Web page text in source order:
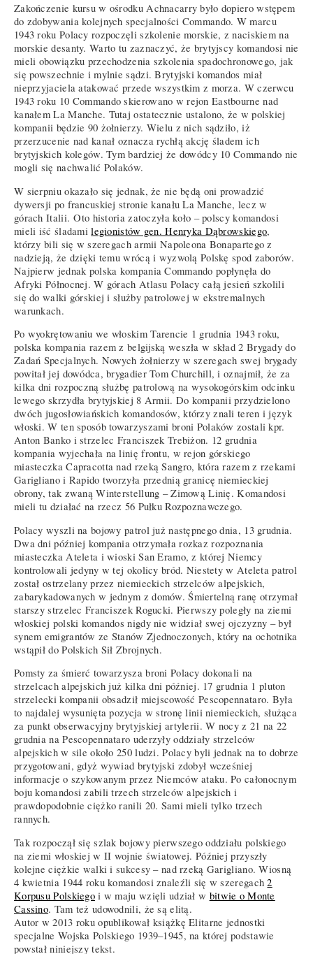
Zakończenie kursu w ośrodku Achnacarry było dopiero wstępem
do zdobywania kolejnych specjalności Commando. W marcu
1943 roku Polacy rozpoczęli szkolenie morskie, z naciskiem na
morskie desanty. Warto tu zaznaczyć, że brytyjscy komandosi nie
mieli obowiązku przechodzenia szkolenia spadochronowego, jak
się powszechnie i mylnie sądzi. Brytyjski komandos miał
nieprzyjaciela atakować przede wszystkim z morza. W czerwcu
1943 roku 10 Commando skierowano w rejon Eastbourne nad
kanałem La Manche. Tutaj ostatecznie ustalono, że w polskiej
kompanii będzie 90 żołnierzy. Wielu z nich sądziło, iż
przerzucenie nad kanał oznacza rychłą akcję śladem ich
brytyjskich kolegów. Tym bardziej że dowódcy 10 Commando nie
mogli się nachwalić Polaków.
W sierpniu okazało się jednak, że nie będą oni prowadzić
dywersji po francuskiej stronie kanału La Manche, lecz w
górach Italii. Oto historia zatoczyła koło – polscy komandosi
mieli iść śladamilegionistów gen. Henryka Dąbrowskiego,
którzy bili się w szeregach armii Napoleona Bonapartego z
nadzieją, że dzięki temu wrócą i wyzwolą Polskę spod zaborów.
Najpierw jednak polska kompania Commando popłynęła do
Afryki Północnej. W górach Atlasu Polacy całą jesień szkolili
się do walki górskiej i służby patrolowej w ekstremalnych
warunkach.
Po wyokrętowaniu we włoskim Tarencie 1 grudnia 1943 roku,
polska kompania razem z belgijską weszła w skład 2 Brygady do
Zadań Specjalnych. Nowych żołnierzy w szeregach swej brygady
powitał jej dowódca, brygadier Tom Churchill, i oznajmił, że za
kilka dni rozpoczną służbę patrolową na wysokogórskim odcinku
lewego skrzydła brytyjskiej 8 Armii. Do kompanii przydzielono
dwóch jugosłowiańskich komandosów, którzy znali teren i język
włoski. W ten sposób towarzyszami broni Polaków zostali kpr.
Anton Banko i strzelec Franciszek Trebiżon. 12 grudnia
kompania wyjechała na linię frontu, w rejon górskiego
miasteczka Capracotta nad rzeką Sangro, która razem z rzekami
Garigliano i Rapido tworzyła przednią granicę niemieckiej
obrony, tak zwaną Winterstellung – Zimową Linię. Komandosi
mieli tu działać na rzecz 56 Pułku Rozpoznawczego.
Polacy wyszli na bojowy patrol już następnego dnia, 13 grudnia.
Dwa dni później kompania otrzymała rozkaz rozpoznania
miasteczka Ateleta i wioski San Eramo, z której Niemcy
kontrolowali jedyny w tej okolicy bród. Niestety w Ateleta patrol
został ostrzelany przez niemieckich strzelców alpejskich,
zabarykadowanych w jednym z domów. Śmiertelną ranę otrzymał
starszy strzelec Franciszek Rogucki. Pierwszy poległy na ziemi
włoskiej polski komandos nigdy nie widział swej ojczyzny – był
synem emigrantów ze Stanów Zjednoczonych, który na ochotnika
wstąpił do Polskich Sił Zbrojnych.
Pomsty za śmierć towarzysza broni Polacy dokonali na
strzelcach alpejskich już kilka dni później. 17 grudnia 1 pluton
strzelecki kompanii obsadził miejscowość Pescopennataro. Była
to najdalej wysunięta pozycja w stronę linii niemieckich, służąca
za punkt obserwacyjny brytyjskiej artylerii. W nocy z 21 na 22
grudnia na Pescopennataro uderzyły oddziały strzelców
alpejskich w sile około 250 ludzi. Polacy byli jednak na to dobrze
przygotowani, gdyż wywiad brytyjski zdobył wcześniej
informacje o szykowanym przez Niemców ataku. Po całonocnym
boju komandosi zabili trzech strzelców alpejskich i
prawdopodobnie ciężko ranili 20. Sami mieli tylko trzech
rannych.
Tak rozpoczął się szlak bojowy pierwszego oddziału polskiego
na ziemi włoskiej w II wojnie światowej. Później przyszły
kolejne ciężkie walki i sukcesy – nad rzeką Garigliano. Wiosną
4 kwietnia 1944 roku komandosi znaleźli się w szeregach2
Korpusu Polskiego i w maju wzięli udział w bitwie o Monte
Cassino. Tam też udowodnili, że są elitą.
Autor w 2013 roku opublikował książkę Elitarne jednostki
specjalne Wojska Polskiego 1939–1945, na której podstawie
powstał niniejszy tekst.